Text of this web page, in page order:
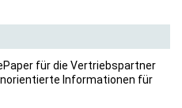
für die Vertriebspartner
Informationen für